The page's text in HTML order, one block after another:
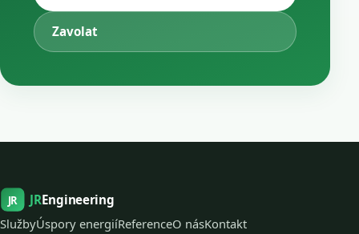
Zavolat
JR JREngineering
SlužbyÚspory energiíReferenceO násKontakt